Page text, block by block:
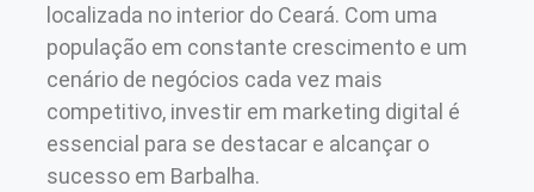
localizada no interior do Ceará. Com uma
população em constante crescimento e um
cenário de negócios cada vez mais
competitivo, investir em marketing digital é
essencial para se destacar e alcançar o
sucesso em Barbalha.